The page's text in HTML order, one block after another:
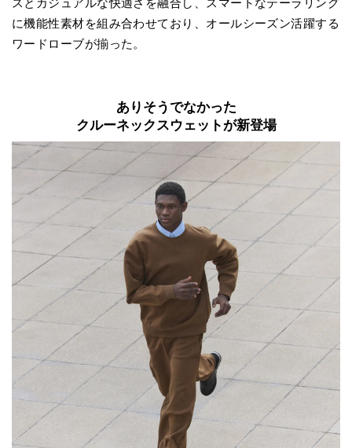
スとカジュアルな快適さを融合し、スマートなテーラリング
に機能性素材を組み合わせており、オールシーズン活躍する
ワードローブが揃った。
ありそうでなかった
クルーネックスウェットが新登場